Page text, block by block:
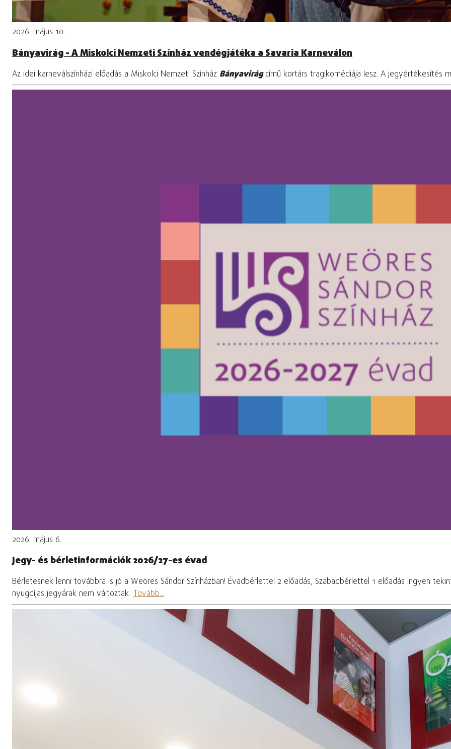
2026. május 10.
Bányavirág - A Miskolci Nemzeti Színház vendégjátéka a Savaria Karneválon
Az idei karneválszínházi előadás a Miskolci Nemzeti Színház Bányavirágcímű kortárs tragikomédiája lesz. A jegyértékesítés
2026. május 6.
Jegy- és bérletinformációk 2026/27-es évad
Bérletesnek lenni továbbra is jó a Weöres Sándor Színházban! Évadbérlettel 2 előadás, Szabadbérlettel 1 előadás ingyen
nyugdíjas jegyárak nem változtak. Tovább...